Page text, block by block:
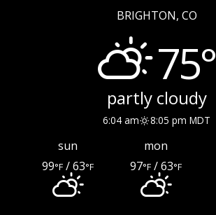
BRIGHTON, CO
75°
partly cloudy
6:04 am 8:05 pm MDT
sun mon
99°F / 63°F 97°F / 63°F